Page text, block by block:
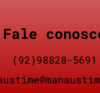
Fale
(92)98828-5691